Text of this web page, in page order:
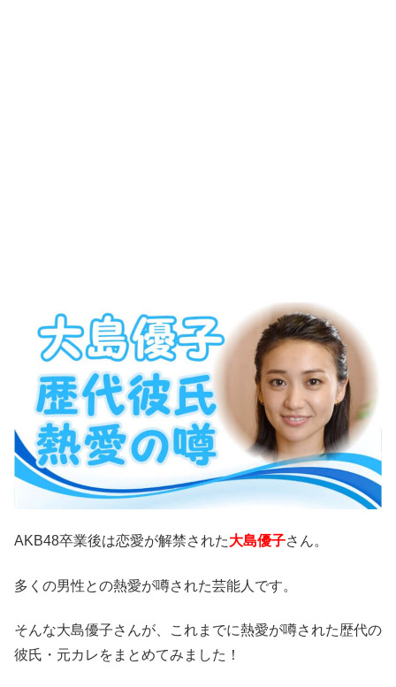
AKB48卒業後は恋愛が解禁された大島優子さん。
多くの男性との熱愛が噂された芸能人です。
そんな大島優子さんが、これまでに熱愛が噂された歴代の
彼氏・元カレをまとめてみました！